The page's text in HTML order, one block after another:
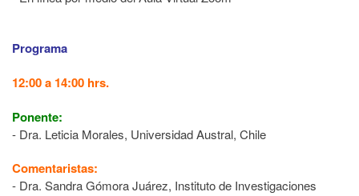
Programa
12:00 a 14:00 hrs.
Ponente:
- Dra. Leticia Morales, Universidad Austral, Chile
Comentaristas:
- Dra. Sandra Gómora Juárez, Instituto de Investigaciones